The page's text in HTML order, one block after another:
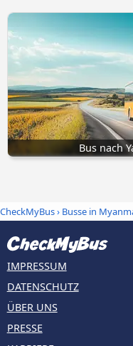
Bus nach
CheckMyBus› Busse in
IMPRESSUM
DATENSCHUTZ
ÜBER UNS
PRESSE